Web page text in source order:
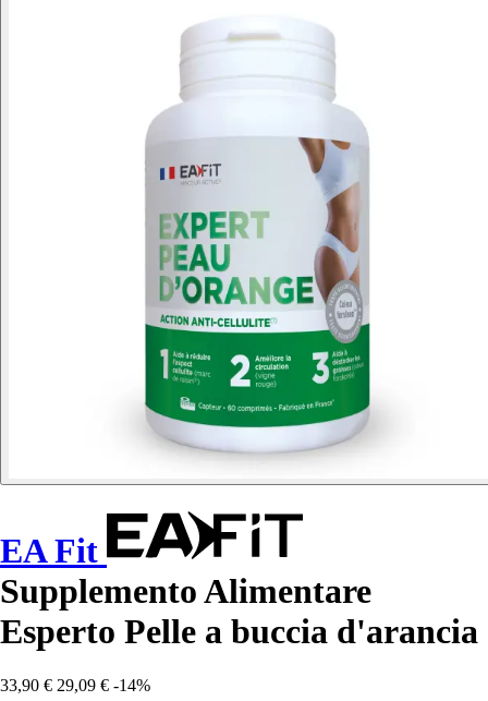
EA Fit
Supplemento Alimentare
Esperto Pelle a buccia d'arancia
33,90 € 29,09 € -14%